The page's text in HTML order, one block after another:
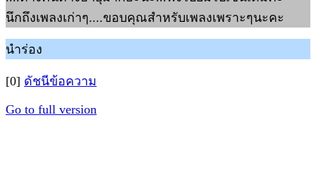
นึกถึงเพลงเก่าๆ....ขอบคุณสำหรับเพลงเพราะๆนะคะ
นำร่อง
[0] ดัชนีข้อความ
Go to full version